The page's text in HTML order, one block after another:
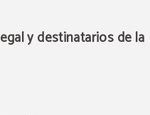
y destinatarios de la